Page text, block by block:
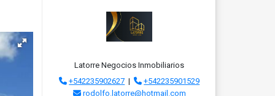
Latorre Negocios Inmobiliarios
+542235902627 |
+542235901529
rodolfo.latorre@hotmail.com